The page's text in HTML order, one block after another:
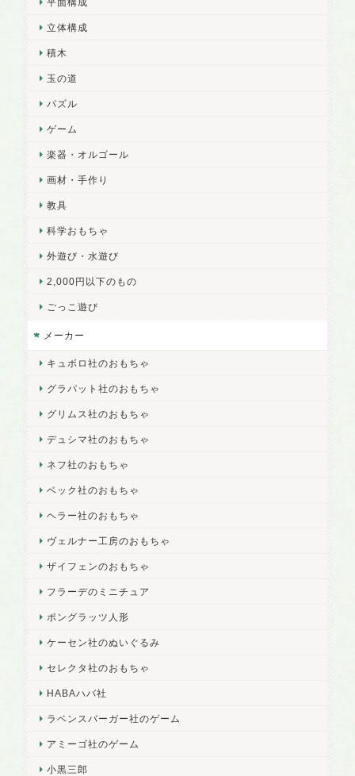
立体構成
積木
玉の道
パズル
ゲーム
楽器・オルゴール
画材・手作り
教具
科学おもちゃ
外遊び・水遊び
2,000円以下のもの
ごっこ遊び
メーカー
キュボロ社のおもちゃ
グラパット社のおもちゃ
グリムス社のおもちゃ
デュシマ社のおもちゃ
ネフ社のおもちゃ
ベック社のおもちゃ
ヘラー社のおもちゃ
ヴェルナー工房のおもちゃ
ザイフェンのおもちゃ
フラーデのミニチュア
ポングラッツ人形
ケーセン社のぬいぐるみ
セレクタ社のおもちゃ
HABAハバ社
ラベンスバーガー社のゲーム
アミーゴ社のゲーム
小黒三郎